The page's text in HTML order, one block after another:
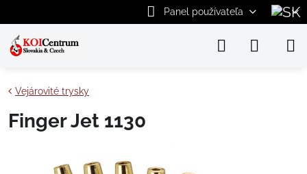
Panel používateľa
Vejárovité trysky
Finger Jet 1130